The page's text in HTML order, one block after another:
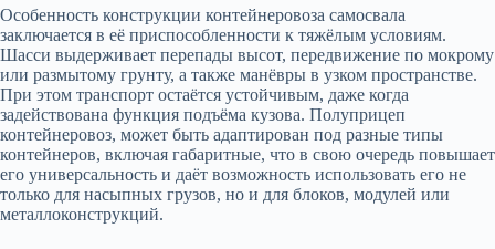
Особенность конструкции контейнеровоза самосвала
заключается в её приспособленности к тяжёлым условиям.
Шасси выдерживает перепады высот, передвижение по мокрому
или размытому грунту, а также манёвры в узком пространстве.
При этом транспорт остаётся устойчивым, даже когда
задействована функция подъёма кузова. Полуприцеп
контейнеровоз, может быть адаптирован под разные типы
контейнеров, включая габаритные, что в свою очередь повышает
его универсальность и даёт возможность использовать его не
только для насыпных грузов, но и для блоков, модулей или
металлоконструкций.